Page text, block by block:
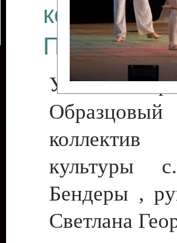
Участники
культуры
Бендеры ,
Светлана